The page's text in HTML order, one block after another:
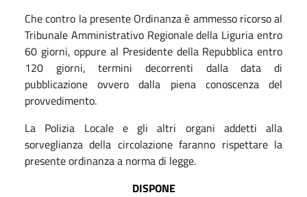
Che contro la presente Ordinanza è ammesso ricorso al
Tribunale Amministrativo Regionale della Liguria entro
60 giorni, oppure al Presidente della Repubblica entro
120 giorni, termini decorrenti dalla data di
pubblicazione ovvero dalla piena conoscenza del
provvedimento.
La Polizia Locale e gli altri organi addetti alla
sorveglianza della circolazione faranno rispettare la
presente ordinanza a norma di legge.
DISPONE